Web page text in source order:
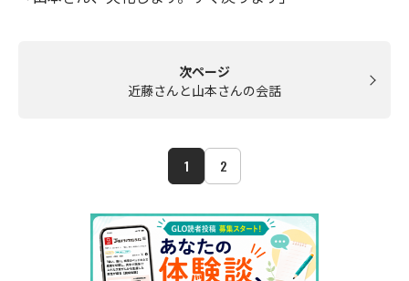
次ページ
近藤さんと山本さんの会話
1 2